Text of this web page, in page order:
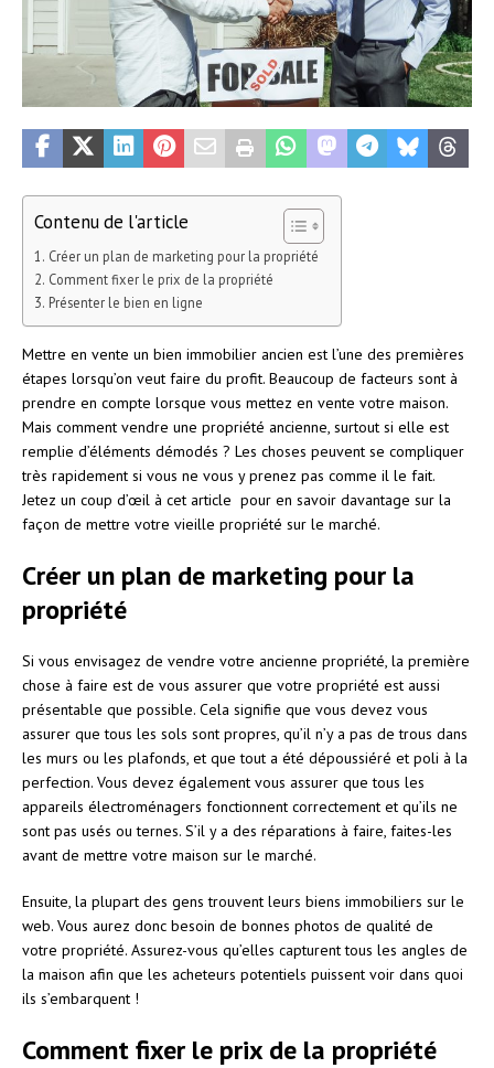
Contenu de l'article
Créer un plan de marketing pour la propriété
Comment fixer le prix de la propriété
Présenter le bien en ligne
Mettre en vente un bien immobilier ancien est l’une des premières
étapes lorsqu’on veut faire du profit. Beaucoup de facteurs sont à
prendre en compte lorsque vous mettez en vente votre maison.
Mais comment vendre une propriété ancienne, surtout si elle est
remplie d’éléments démodés ? Les choses peuvent se compliquer
très rapidement si vous ne vous y prenez pas comme il le fait.
Jetez un coup d’œil à cet article pour en savoir davantage sur la
façon de mettre votre vieille propriété sur le marché.
Créer un plan de marketing pour la
propriété
Si vous envisagez de vendre votre ancienne propriété, la première
chose à faire est de vous assurer que votre propriété est aussi
présentable que possible. Cela signifie que vous devez vous
assurer que tous les sols sont propres, qu’il n’y a pas de trous dans
les murs ou les plafonds, et que tout a été dépoussiéré et poli à la
perfection. Vous devez également vous assurer que tous les
appareils électroménagers fonctionnent correctement et qu’ils ne
sont pas usés ou ternes. S’il y a des réparations à faire, faites-les
avant de mettre votre maison sur le marché.
Ensuite, la plupart des gens trouvent leurs biens immobiliers sur le
web. Vous aurez donc besoin de bonnes photos de qualité de
votre propriété. Assurez-vous qu’elles capturent tous les angles de
la maison afin que les acheteurs potentiels puissent voir dans quoi
ils s’embarquent !
Comment fixer le prix de la propriété